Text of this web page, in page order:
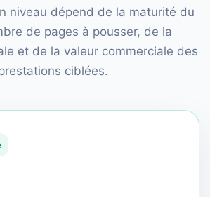
niveau dépend de la maturité du
de pages à pousser, de la
et de la valeur commerciale des
ciblées.